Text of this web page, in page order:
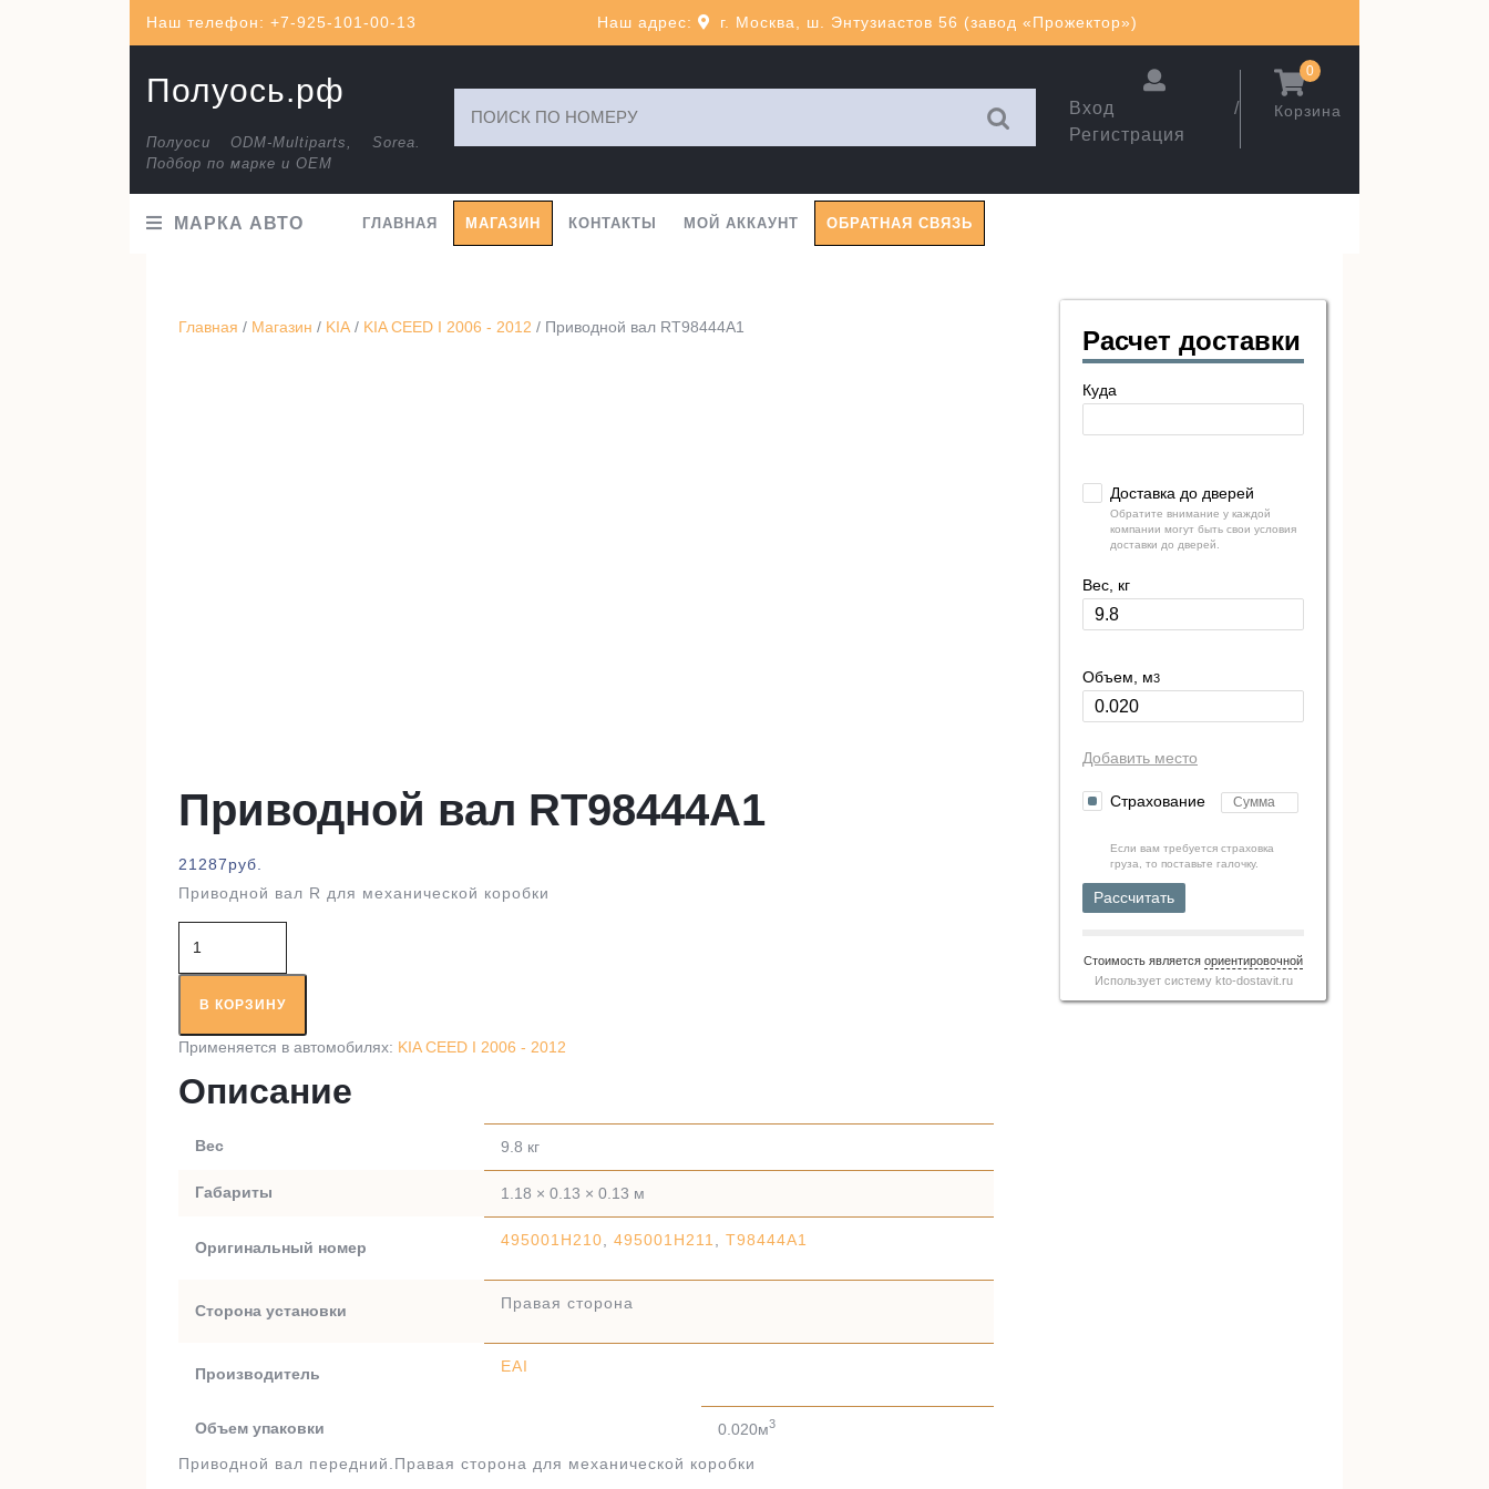
Наш телефон: +7-925-101-00-13 Наш адрес: г. Москва, ш. Энтузиастов 56 (завод «Прожектор»)
Полуось.рф
Полуоси ODM-Multiparts, Sorea.
Подбор по марке и ОЕМ
Вход /
Регистрация
Корзина
0
МАРКА АВТО ГЛАВНАЯ МАГАЗИН КОНТАКТЫ МОЙ АККАУНТ ОБРАТНАЯ СВЯЗЬ
Главная / Магазин / KIA / KIA CEED I 2006 - 2012 / Приводной вал RT98444A1
Приводной вал RT98444A1
21287руб.
Приводной вал R для механической коробки
товара
Приводной
валВ КОРЗИНУ
Применяется в автомобилях: KIA CEED I 2006 - 2012
Описание
Вес 9.8 кг
Габариты 1.18 × 0.13 × 0.13 м
Оригинальный номер 495001H210 495001H211 T98444A1
Сторона установки Правая сторона
Производитель EAI
Объем упаковки 0.020м3
Приводной вал передний.Правая сторона для механической коробки
Расчет доставки
Куда
Доставка до дверей
Обратите внимание у каждой
компании могут быть свои условия
доставки до дверей.
Вес, кг
Объем, м3
Добавить место
Страхование
Если вам требуется страховка
груза, то поставьте галочку.
Рассчитать
Стоимость является ориентировочной
Использует систему kto-dostavit.ru